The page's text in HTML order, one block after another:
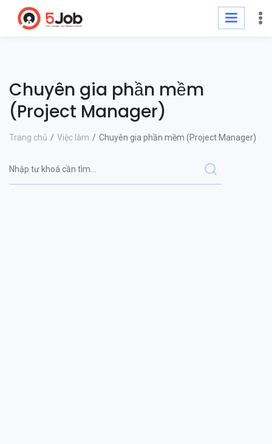
Chuyên gia phần mềm
(Project Manager)
Trang chủ Việc làm Chuyên gia phần mềm (Project Manager)